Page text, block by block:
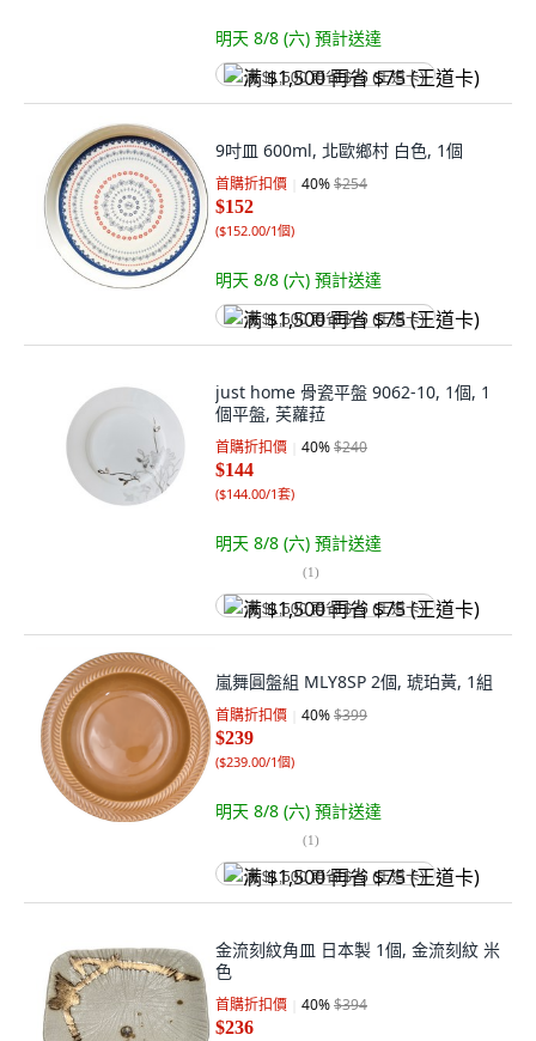
明天 8/8 (六) 預計送達
满 $1,500 再省 $75 (王道卡)
9吋皿 600ml, 北歐鄉村 白色, 1個
首購折扣價 40%$254
$152
($152.00/1個)
明天 8/8 (六) 預計送達
满 $1,500 再省 $75 (王道卡)
just home 骨瓷平盤 9062-10, 1個, 1
個平盤, 芙蘿菈
首購折扣價 40%$240
$144
($144.00/1套)
明天 8/8 (六) 預計送達
(1)
满 $1,500 再省 $75 (王道卡)
嵐舞圓盤組 MLY8SP 2個, 琥珀黃, 1組
首購折扣價 40%$399
$239
($239.00/1個)
明天 8/8 (六) 預計送達
(1)
满 $1,500 再省 $75 (王道卡)
金流刻紋角皿 日本製 1個, 金流刻紋 米
色
首購折扣價 40%$394
$236